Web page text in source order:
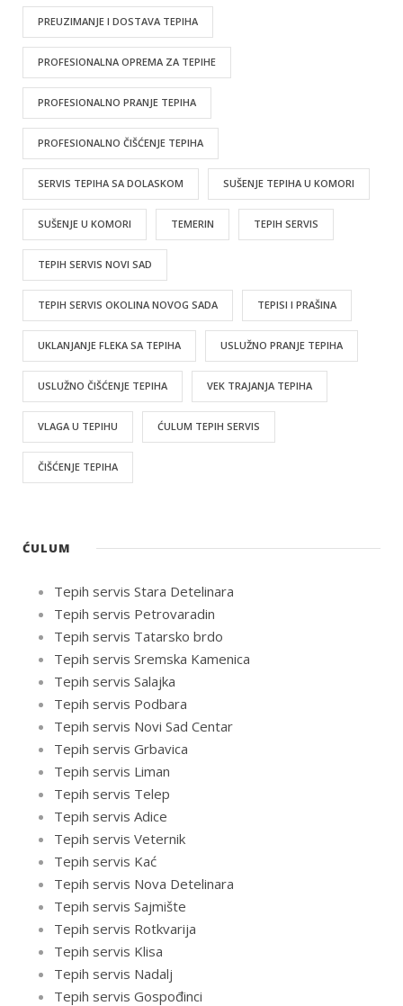
PREUZIMANJE I DOSTAVA TEPIHA
PROFESIONALNA OPREMA ZA TEPIHE
PROFESIONALNO PRANJE TEPIHA
PROFESIONALNO ČIŠĆENJE TEPIHA
SERVIS TEPIHA SA DOLASKOM SUŠENJE TEPIHA U KOMORI
SUŠENJE U KOMORI TEMERIN TEPIH SERVIS
TEPIH SERVIS NOVI SAD
TEPIH SERVIS OKOLINA NOVOG SADA TEPISI I PRAŠINA
UKLANJANJE FLEKA SA TEPIHA USLUŽNO PRANJE TEPIHA
USLUŽNO ČIŠĆENJE TEPIHA VEK TRAJANJA TEPIHA
VLAGA U TEPIHU ĆULUM TEPIH SERVIS
ČIŠĆENJE TEPIHA
ĆULUM
Tepih servis Stara Detelinara
Tepih servis Petrovaradin
Tepih servis Tatarsko brdo
Tepih servis Sremska Kamenica
Tepih servis Salajka
Tepih servis Podbara
Tepih servis Novi Sad Centar
Tepih servis Grbavica
Tepih servis Liman
Tepih servis Telep
Tepih servis Adice
Tepih servis Veternik
Tepih servis Kać
Tepih servis Nova Detelinara
Tepih servis Sajmište
Tepih servis Rotkvarija
Tepih servis Klisa
Tepih servis Nadalj
Tepih servis Gospođinci